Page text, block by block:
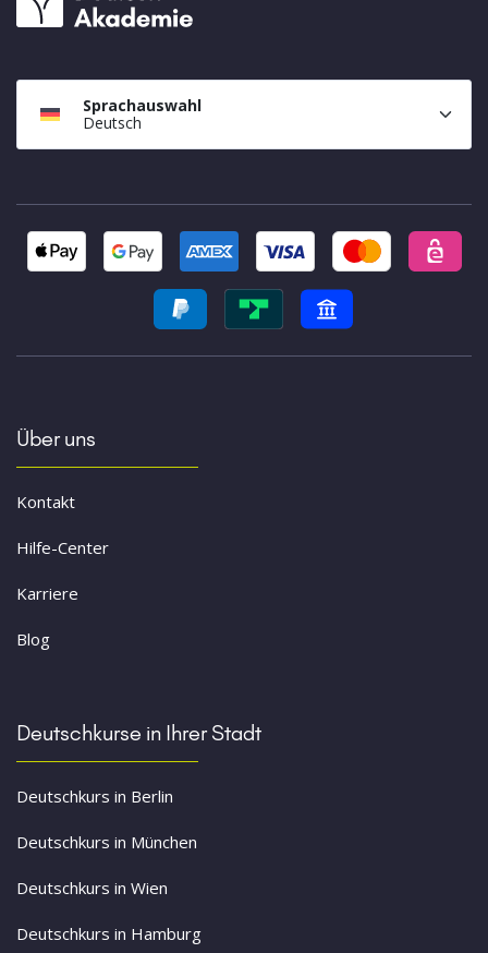
Sprachauswahl
Deutsch
Über uns
Kontakt
Hilfe-Center
Karriere
Blog
Deutschkurse in Ihrer Stadt
Deutschkurs in Berlin
Deutschkurs in München
Deutschkurs in Wien
Deutschkurs in Hamburg